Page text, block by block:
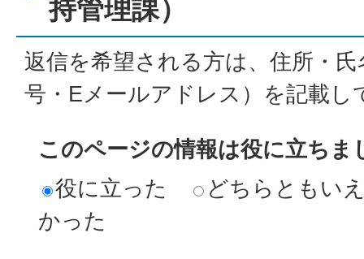
持管理課）
返信を希望される方は、住所・
号・Eメールアドレス）を記載し
このページの情報は役に立ちま
役に立った
どちらともい
かった